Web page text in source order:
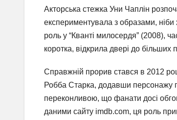
Акторська стежка Уни Чаплін
експериментувала з образами,
роль у “Кванті милосердя” (2008),
коротка, відкрила двері до більших
Справжній прорив стався в 2012
Робба Старка, додавши персонажу
переконливою, що фанати досі
даними сайту imdb.com, ця роль